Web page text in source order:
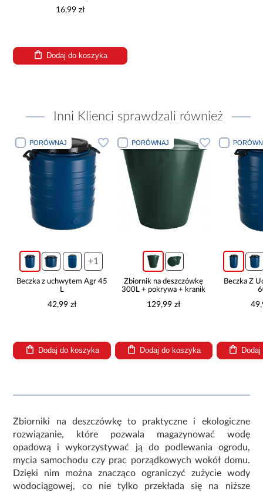
16,99 zł
Dodaj do koszyka
Inni Klienci sprawdzali również
PORÓWNAJ
+1
Beczka z uchwytem Agr 45
L
42,99 zł
Dodaj do koszyka
PORÓWNAJ
Zbiornik na deszczówkę
300L + pokrywa + kranik
129,99 zł
Dodaj do koszyka
Beczka Z
Zbiorniki na deszczówkę to praktyczne i ekologiczne
rozwiązanie, które pozwala magazynować wodę
opadową i wykorzystywać ją do podlewania ogrodu,
mycia samochodu czy prac porządkowych wokół domu.
Dzięki nim można znacząco ograniczyć zużycie wody
wodociągowej, co nie tylko przekłada się na niższe